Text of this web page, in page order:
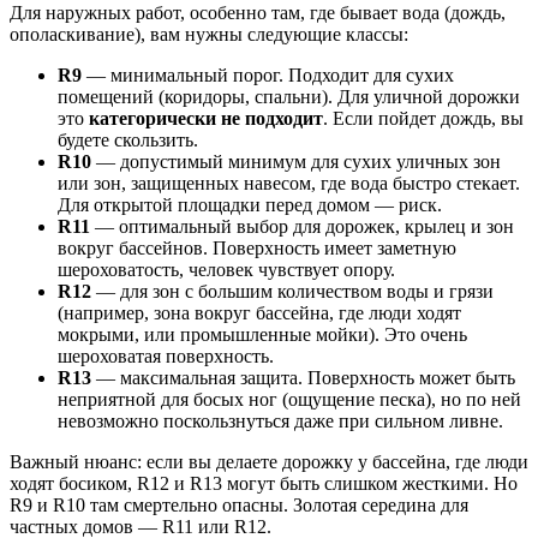
Для наружных работ, особенно там, где бывает вода (дождь,
ополаскивание), вам нужны следующие классы:
R9 — минимальный порог. Подходит для сухих
помещений (коридоры, спальни). Для уличной дорожки
это категорически не подходит. Если пойдет дождь, вы
будете скользить.
R10 — допустимый минимум для сухих уличных зон
или зон, защищенных навесом, где вода быстро стекает.
Для открытой площадки перед домом — риск.
R11 — оптимальный выбор для дорожек, крылец и зон
вокруг бассейнов. Поверхность имеет заметную
шероховатость, человек чувствует опору.
R12 — для зон с большим количеством воды и грязи
(например, зона вокруг бассейна, где люди ходят
мокрыми, или промышленные мойки). Это очень
шероховатая поверхность.
R13 — максимальная защита. Поверхность может быть
неприятной для босых ног (ощущение песка), но по ней
невозможно поскользнуться даже при сильном ливне.
Важный нюанс: если вы делаете дорожку у бассейна, где люди
ходят босиком, R12 и R13 могут быть слишком жесткими. Но
R9 и R10 там смертельно опасны. Золотая середина для
частных домов — R11 или R12.